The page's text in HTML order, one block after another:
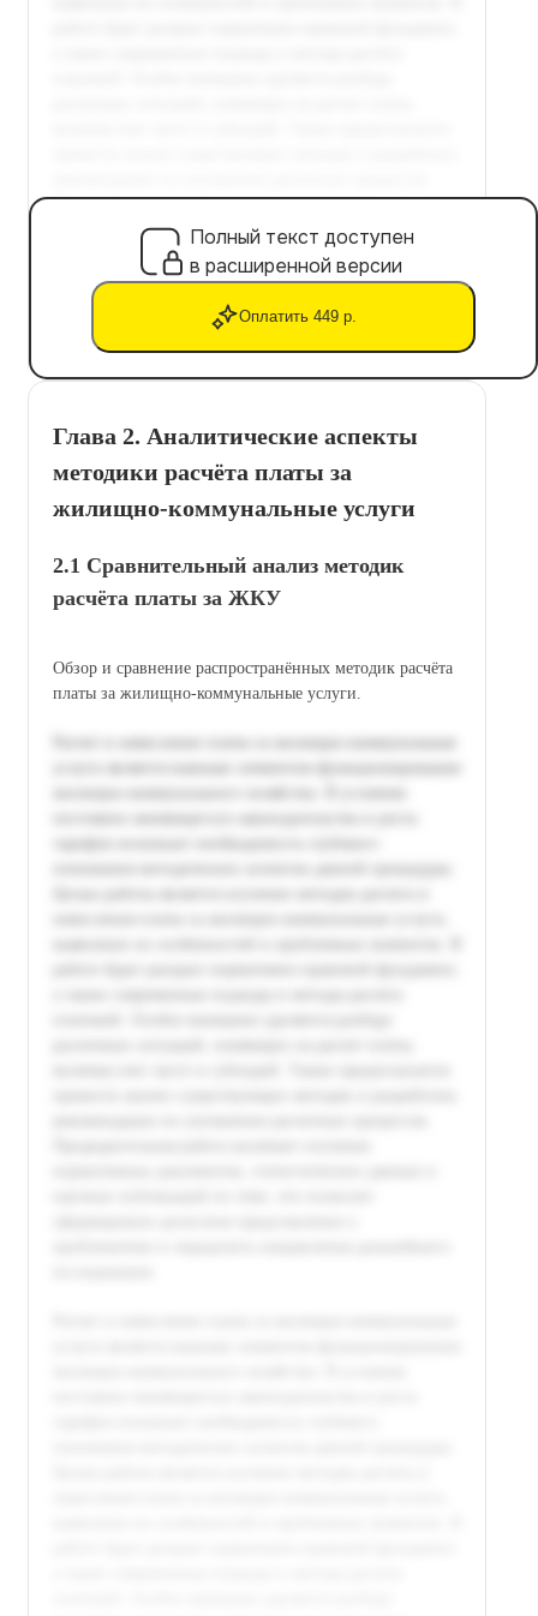
Полный текст доступен
в расширенной версии
Оплатить 449 р.
Глава 2. Аналитические аспекты
методики расчёта платы за
жилищно-коммунальные услуги
2.1 Сравнительный анализ методик
расчёта платы за ЖКУ
Обзор и сравнение распространённых методик расчёта
платы за жилищно-коммунальные услуги.